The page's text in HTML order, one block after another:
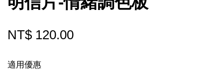
NT$ 120.00
適用優惠